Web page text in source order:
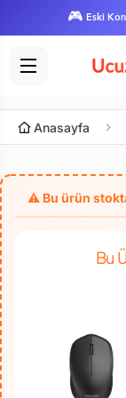
🎮 Eski
Anasayfa
Bu